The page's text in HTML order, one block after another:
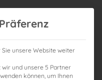
unsere Website weiter
und unsere 5 Partner
können, um Ihnen